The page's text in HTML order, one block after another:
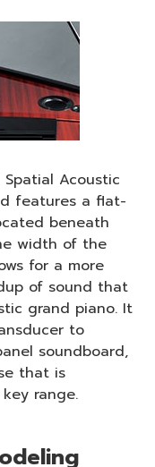
Acoustic
features a flat-
beneath
width of the
for a more
of sound that
grand piano. It
to
soundboard,
that is
range.